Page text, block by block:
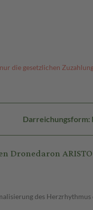
die gesetzlichen
Darreichungsform:
des